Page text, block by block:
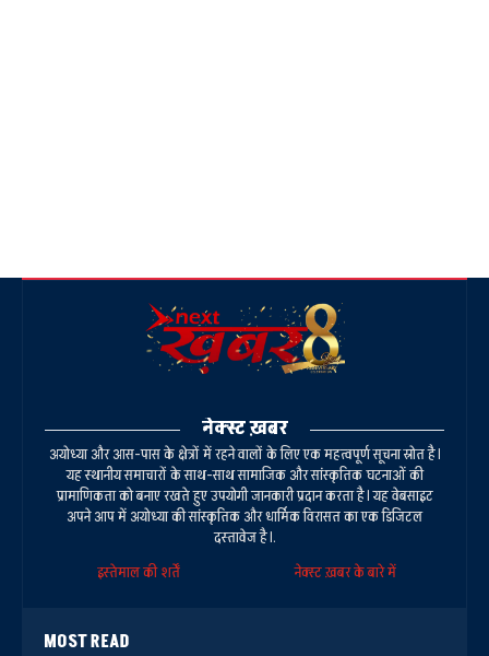
नेक्स्ट ख़बर
अयोध्या और आस-पास के क्षेत्रों में रहने वालों के लिए एक महत्वपूर्ण सूचना स्रोत है।
यह स्थानीय समाचारों के साथ-साथ सामाजिक और सांस्कृतिक घटनाओं की
प्रामाणिकता को बनाए रखते हुए उपयोगी जानकारी प्रदान करता है। यह वेबसाइट
अपने आप में अयोध्या की सांस्कृतिक और धार्मिक विरासत का एक डिजिटल
दस्तावेज है।.
इस्तेमाल की शर्तें
नेक्स्ट ख़बर के बारे में
MOST READ